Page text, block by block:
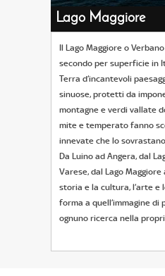
Lago Maggiore
Il Lago Maggiore o
secondo per superficie in
Terra d’incantevoli
sinuose, protetti da
montagne e verdi vallate
mite e temperato fanno
innevate che lo
Da Luino ad Angera, dal
Varese, dal Lago Maggiore
storia e la cultura, l’arte e
forma a quell’immagine
ognuno ricerca nella